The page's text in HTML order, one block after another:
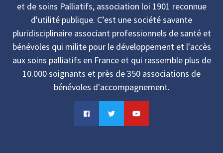
et de soins Palliatifs, association loi 1901 reconnue
d'utilité publique. C’est une société savante
pluridisciplinaire associant professionnels de santé et
bénévoles qui milite pour le développement et l'accès
aux soins palliatifs en France et qui rassemble plus de
10.000 soignants et près de 350 associations de
bénévoles d'accompagnement.